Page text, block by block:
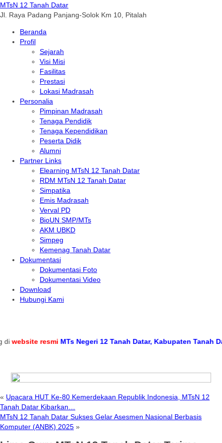
MTsN 12 Tanah Datar
Jl. Raya Padang Panjang-Solok Km 10, Pitalah
Beranda
Profil
Sejarah
Visi Misi
Fasilitas
Prestasi
Lokasi Madrasah
Personalia
Pimpinan Madrasah
Tenaga Pendidik
Tenaga Kependidikan
Peserta Didik
Alumni
Partner Links
Elearning MTsN 12 Tanah Datar
RDM MTsN 12 Tanah Datar
Simpatika
Emis Madrasah
Verval PD
BioUN SMP/MTs
AKM UBKD
Simpeg
Kemenag Tanah Datar
Dokumentasi
Dokumentasi Foto
Dokumentasi Video
Download
Hubungi Kami
resmi MTs Negeri 12 Tanah Datar, Kabupaten Tanah Datar,
« Upacara HUT Ke-80 Kemerdekaan Republik Indonesia, MTsN 12
Tanah Datar Kibarkan…
MTsN 12 Tanah Datar Sukses Gelar Asesmen Nasional Berbasis
Komputer (ANBK) 2025 »